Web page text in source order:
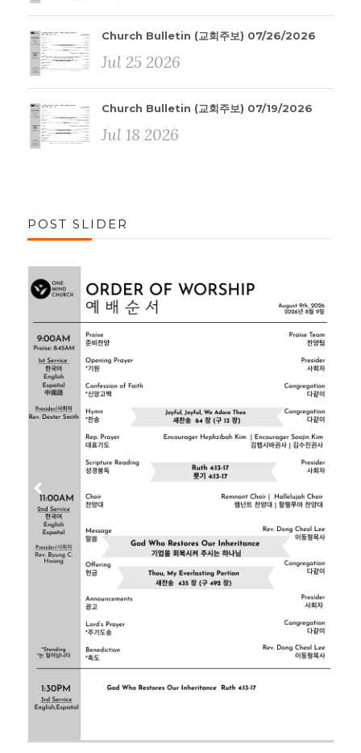
Church Bulletin (교회주보) 07/26/2026
Jul 25 2026
Church Bulletin (교회주보) 07/19/2026
Jul 18 2026
POST SLIDER